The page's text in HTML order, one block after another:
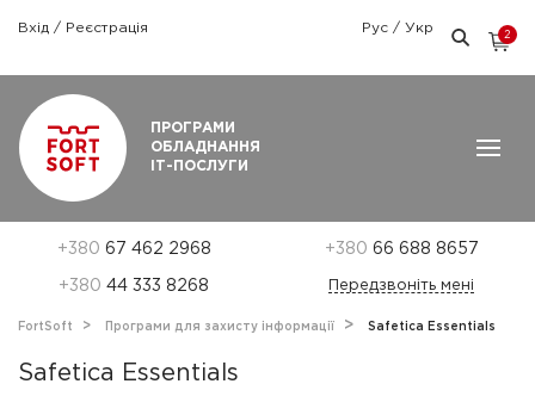
Вхід / Реєстрація Рус / Укр
2
ПРОГРАМИ
ОБЛАДНАННЯ
ІТ-ПОСЛУГИ
+380 67 462 2968 +380 66 688 8657
+380 44 333 8268 Передзвоніть мені
FortSoft Програми для захисту інформації Safetica Essentials
Safetica Essentials